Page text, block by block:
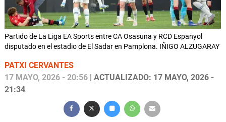
Partido de La Liga EA Sports entre CA Osasuna y RCD Espanyol
disputado en el estadio de El Sadar en Pamplona. IÑIGO ALZUGARAY
PATXI CERVANTES
17 MAYO, 2026 - 20:56 | ACTUALIZADO: 17 MAYO, 2026 -
21:34